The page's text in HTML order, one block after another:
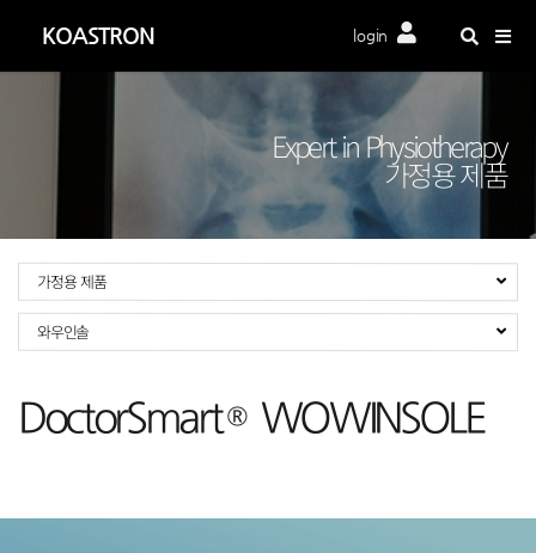
KOASTRON login
Expert in Physiotherapy
가정용 제품
가정용 제품
와우인솔
DoctorSmart ® WOWINSOLE